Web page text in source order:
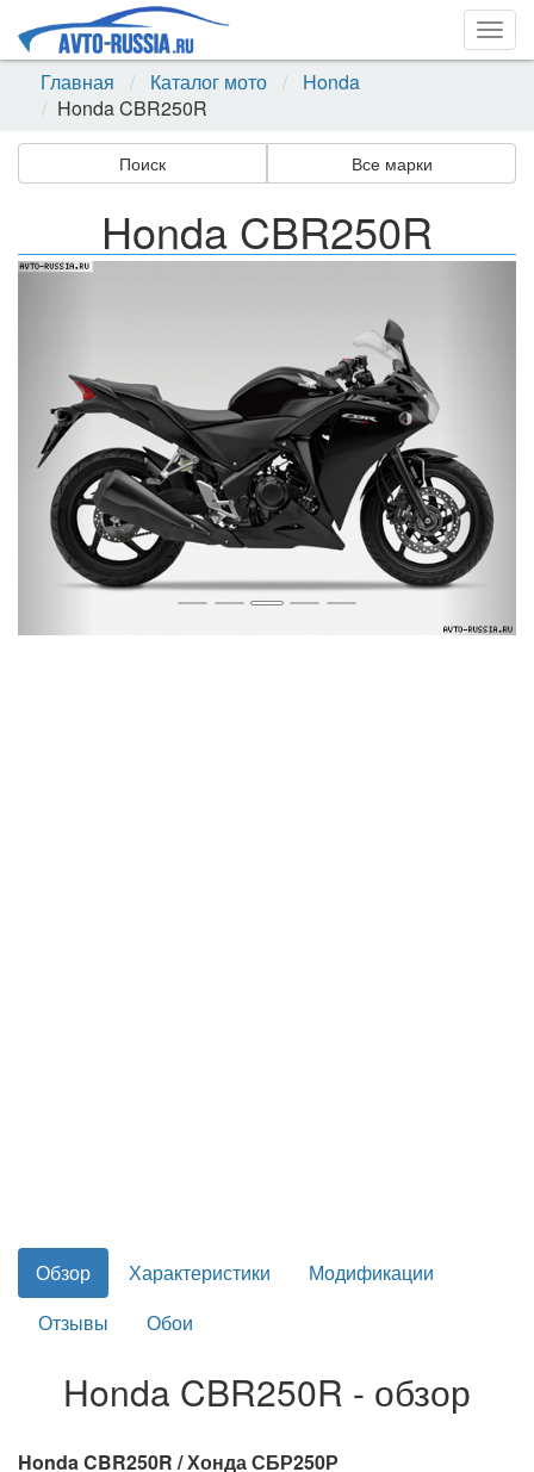
Главная
Каталог мото
Honda
Honda CBR250R
Поиск Все марки
Honda CBR250R
Назад
Обзор Характеристики
Модификации
Отзывы
Обои
Honda CBR250R - обзор
Honda CBR250R / Хонда СБР250Р